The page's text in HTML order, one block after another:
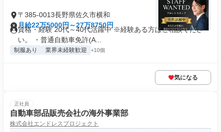
〒385-0013長野県佐久市横和
月給22万5000円～27万8750円
資格・経験 20代～40代活躍中 ※経験ある方はご相談くださ
い。 ・普通自動車免許(A...
制服あり 業界未経験歓迎 +10個
気になる
正社員
自動車部品販売会社の海外事業部
株式会社エンドレスプロジェクト